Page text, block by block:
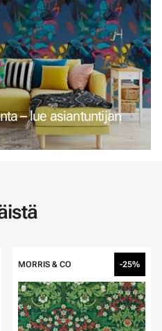
– lue asiantuntijan
MORRIS & CO -25%